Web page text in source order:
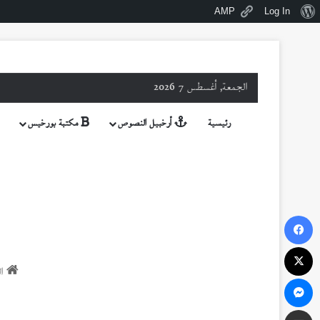
نبذةLog In
AMP
الجمعة, أغسطس 7 2026
رئيسية أرخبيل النصوص مكتبة بورخيس